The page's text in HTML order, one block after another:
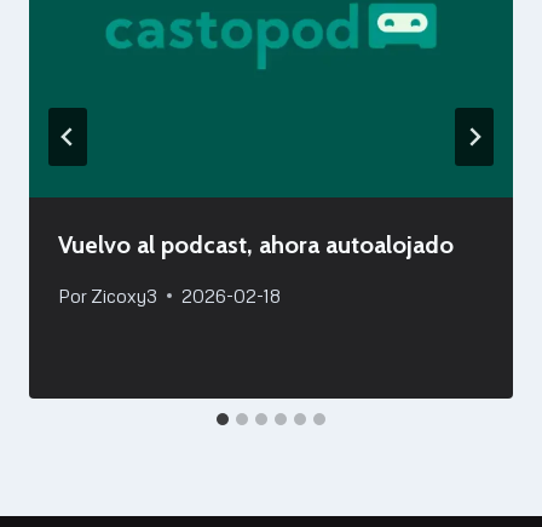
Vuelvo al podcast, ahora autoalojado
Por Zicoxy3 2026-02-18